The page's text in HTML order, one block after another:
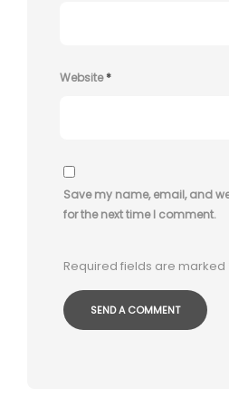
Website*
Save my name, email, and
for the next time I comment.
Required fields are marked